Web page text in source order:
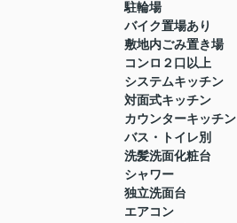
駐輪場
バイク置場あり
敷地内ごみ置き場
コンロ２口以上
システムキッチン
対面式キッチン
カウンターキッチン
バス・トイレ別
洗髪洗面化粧台
シャワー
独立洗面台
エアコン